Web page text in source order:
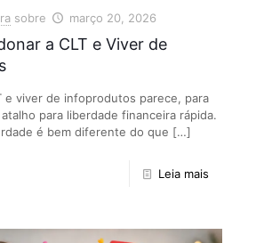
sobre março 20, 2026
a CLT e Viver de
e viver de infoprodutos parece, para
para liberdade financeira rápida.
é bem diferente do que […]
Leia mais